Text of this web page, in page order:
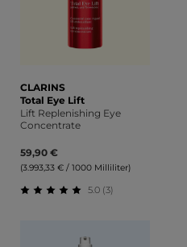
CLARINS
Total Eye Lift
Lift Replenishing Eye
Concentrate
59,90 €
(3.993,33 € / 1000 Milliliter)
5.0 (3)